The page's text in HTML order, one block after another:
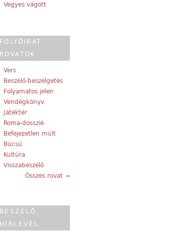
Vegyes vágott
FOLYÓIRAT
ROVATOK
Vers
Beszélő-beszélgetés
Folyamatos jelen
Vendégkönyv
Játéktér
Roma-dosszié
Befejezetlen múlt
Búcsú
Kultúra
Visszabeszélő
Összes rovat →
BESZÉLŐ
HÍRLEVÉL